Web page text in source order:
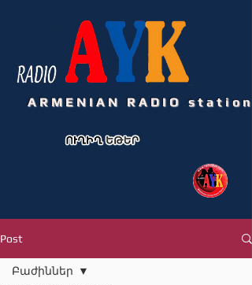
ARMENIAN RADIO station
Post
Բաժիններ